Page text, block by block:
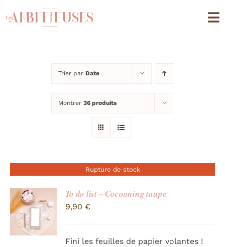
au
Univers quotidien
Univers cuisine
A propos
Mon compte
Panier
Trier par Date
Montrer 36 produits
Rupture de stock
To do list – Cocooning taupe
9,90 €
Fini les feuilles de papier volantes !